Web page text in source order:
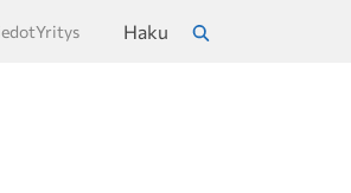
Yritys
Haku